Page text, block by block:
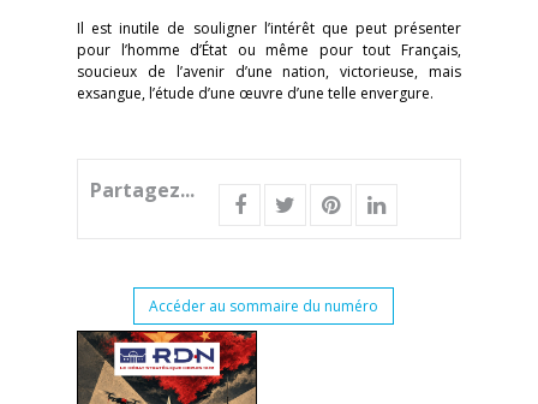
Il est inutile de souligner l’intérêt que peut présenter
pour l’homme d’État ou même pour tout Français,
soucieux de l’avenir d’une nation, victorieuse, mais
exsangue, l’étude d’une œuvre d’une telle envergure.
Partagez...
Accéder au sommaire du numéro